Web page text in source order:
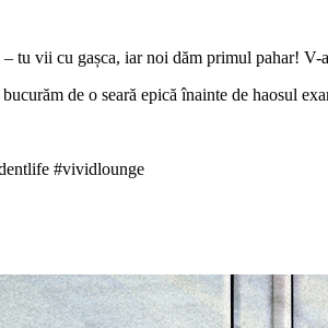
tu vii cu gașca, iar noi dăm primul pahar!
de o seară epică înainte de haosul
#vividlounge